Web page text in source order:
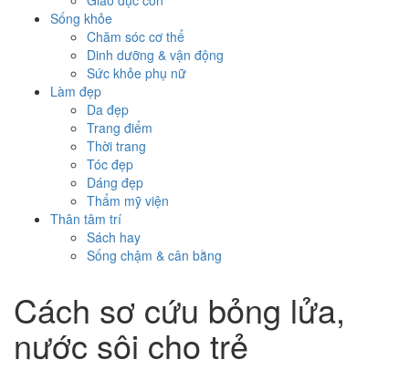
Sống khỏe
Chăm sóc cơ thể
Dinh dưỡng & vận động
Sức khỏe phụ nữ
Làm đẹp
Da đẹp
Trang điểm
Thời trang
Tóc đẹp
Dáng đẹp
Thẩm mỹ viện
Thân tâm trí
Sách hay
Sống chậm & cân bằng
Cách sơ cứu bỏng lửa,
nước sôi cho trẻ